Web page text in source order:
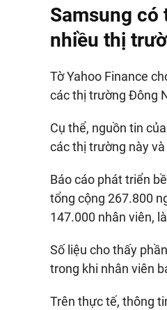
Samsung có
nhiều thị
Tờ Yahoo Finance
các thị trường Đông
Cụ thể, nguồn tin
các thị trường này
Báo cáo phát triển
tổng cộng 267.800
147.000 nhân viên,
Số liệu cho thấy
trong khi nhân viên
Trên thực tế, thông